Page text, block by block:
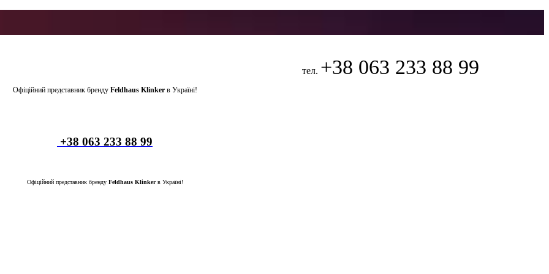
Офіційний представник бренду Feldhaus Klinkerв Україні!
тел. +38 063 233 88 99
+38 063 233 88 99
Офіційний представник бренду Feldhaus Klinkerв Україні!